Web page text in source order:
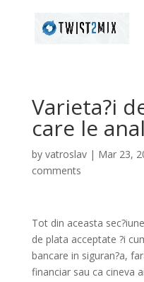
Varieta?i
care le
by vatroslav| Mar 23,
comments
Tot din aceasta
de plata acceptate ?i
bancare in siguran?a,
financiar sau ca cineva